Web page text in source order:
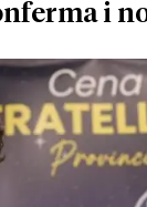
i